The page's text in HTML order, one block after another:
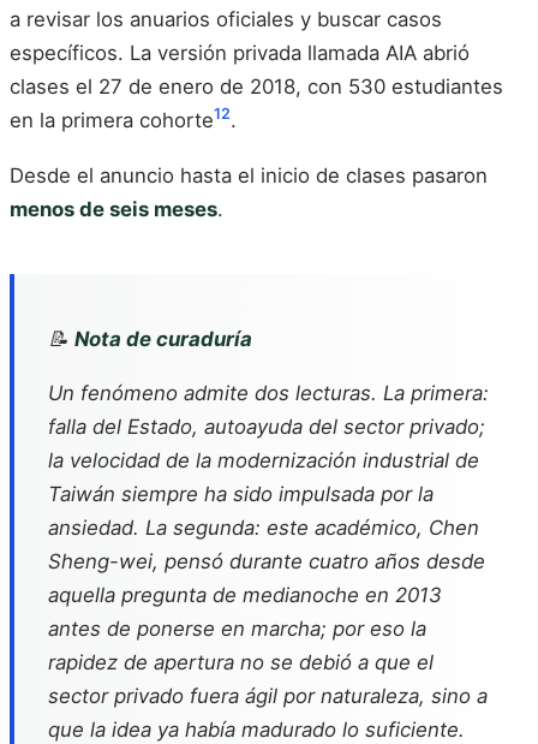
a revisar los anuarios oficiales y buscar casos
específicos. La versión privada llamada AIA abrió
clases el 27 de enero de 2018, con 530 estudiantes
en la primera cohorte12.
Desde el anuncio hasta el inicio de clases pasaron
menos de seis meses.
📝 Nota de curaduría
Un fenómeno admite dos lecturas. La primera:
falla del Estado, autoayuda del sector privado;
la velocidad de la modernización industrial de
Taiwán siempre ha sido impulsada por la
ansiedad. La segunda: este académico, Chen
Sheng-wei, pensó durante cuatro años desde
aquella pregunta de medianoche en 2013
antes de ponerse en marcha; por eso la
rapidez de apertura no se debió a que el
sector privado fuera ágil por naturaleza, sino a
que la idea ya había madurado lo suficiente.